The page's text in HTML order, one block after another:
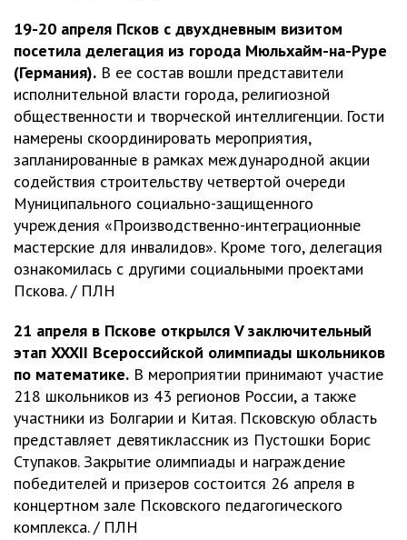
19-20 апреля Псков с двухдневным визитом
посетила делегация из города Мюльхайм-на-Руре
(Германия). В ее состав вошли представители
исполнительной власти города, религиозной
общественности и творческой интеллигенции. Гости
намерены скоординировать мероприятия,
запланированные в рамках международной акции
содействия строительству четвертой очереди
Муниципального социально-защищенного
учреждения «Производственно-интеграционные
мастерские для инвалидов». Кроме того, делегация
ознакомилась с другими социальными проектами
Пскова. / ПЛН
21 апреля в Пскове открылся V заключительный
этап XXXII Всероссийской олимпиады школьников
по математике. В мероприятии принимают участие
218 школьников из 43 регионов России, а также
участники из Болгарии и Китая. Псковскую область
представляет девятиклассник из Пустошки Борис
Ступаков. Закрытие олимпиады и награждение
победителей и призеров состоится 26 апреля в
концертном зале Псковского педагогического
комплекса. / ПЛН